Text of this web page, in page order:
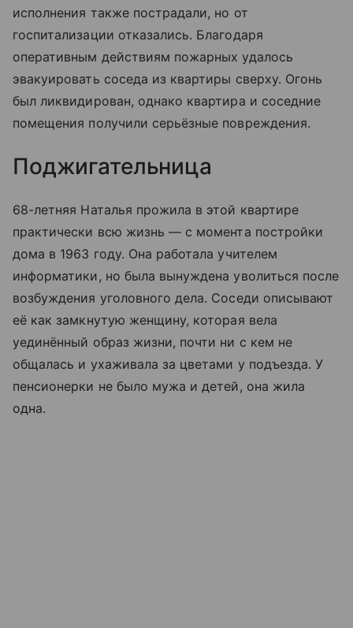
исполнения также пострадали, но от
госпитализации отказались. Благодаря
оперативным действиям пожарных удалось
эвакуировать соседа из квартиры сверху. Огонь
был ликвидирован, однако квартира и соседние
помещения получили серьёзные повреждения.
Поджигательница
68-летняя Наталья прожила в этой квартире
практически всю жизнь — с момента постройки
дома в 1963 году. Она работала учителем
информатики, но была вынуждена уволиться после
возбуждения уголовного дела. Соседи описывают
её как замкнутую женщину, которая вела
уединённый образ жизни, почти ни с кем не
общалась и ухаживала за цветами у подъезда. У
пенсионерки не было мужа и детей, она жила
одна.